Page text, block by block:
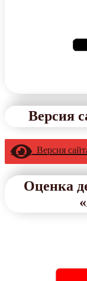
Версия
Версия
Оценка